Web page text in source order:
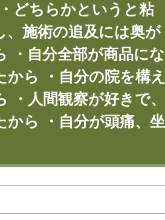
どちらかというと粘
、施術の追及には奥が
・自分全部が商品にな
ら ・自分の院を構え
・人間観察が好きで、
ら ・自分が頭痛、坐